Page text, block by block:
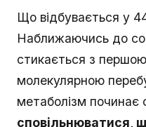
Що відбувається у
Наближаючись до
стикається з
молекулярною
метаболізм починає
сповільнюватися,